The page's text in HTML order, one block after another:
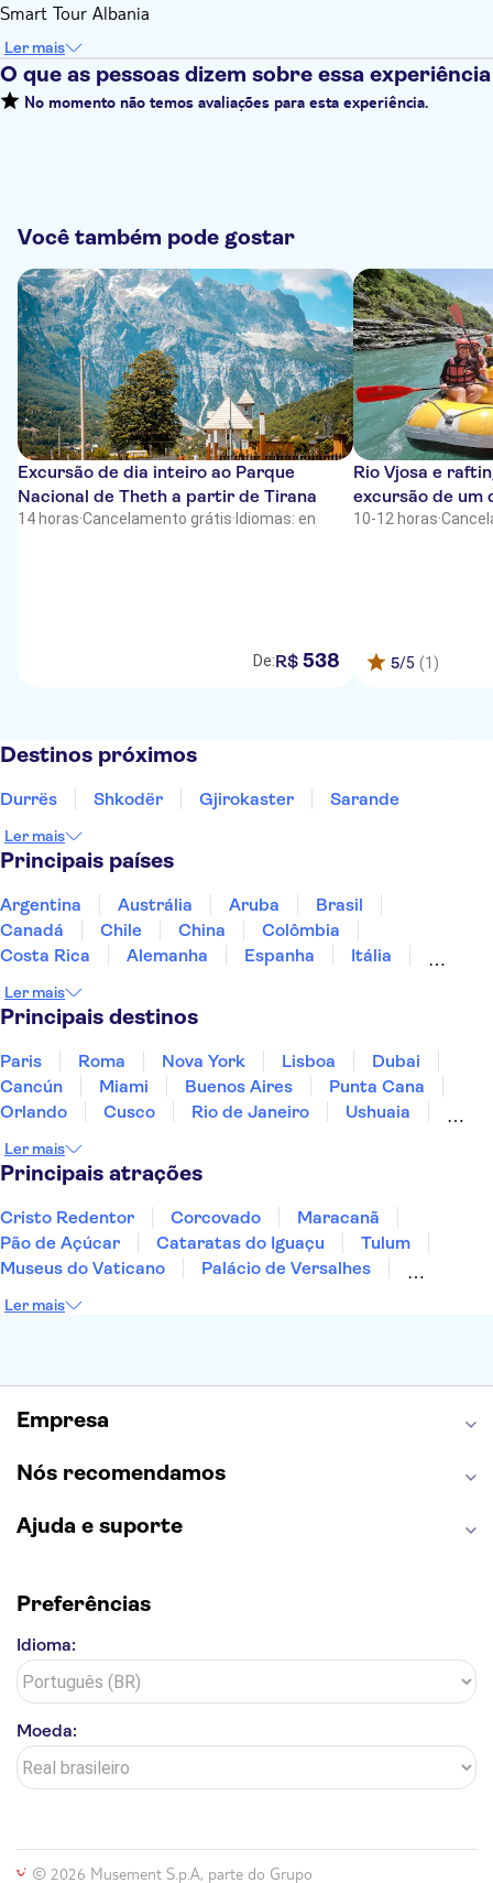
Smart Tour Albania
Ler mais
O que as pessoas dizem sobre essa experiência
No momento não temos avaliações para esta experiência.
Você também pode gostar
Excursão de dia inteiro ao Parque
Nacional de Theth a partir de Tirana
14 horas·Cancelamento grátis· Idiomas: en
De:R$ 538
Rio Vjosa e
excursão de um
10-12 horas·
5/5 (1)
Destinos próximos
Durrës Shkodër Gjirokaster Sarande
Ler mais
Principais países
Argentina Austrália Aruba
Brasil
Canadá
Chile China
Colômbia
Costa Rica
Alemanha Espanha
Itália
Panamá
Peru
Ler mais
Principais destinos
Paris Roma Nova York Lisboa
Dubai
Cancún
Miami Buenos Aires
Punta Cana
Orlando
Cusco Rio de Janeiro
Ushuaia
Fernando de Noronha
Ler mais
Principais atrações
Cristo Redentor Corcovado
Maracanã
Pão de Açúcar
Cataratas do Iguaçu
Tulum
Museus do Vaticano
Palácio de Versalhes
Museu do Louvre
Ler mais
Empresa
Nós recomendamos
Ajuda e suporte
Preferências
Idioma:
Moeda:
© 2026 Musement S.p.A, parte do Grupo